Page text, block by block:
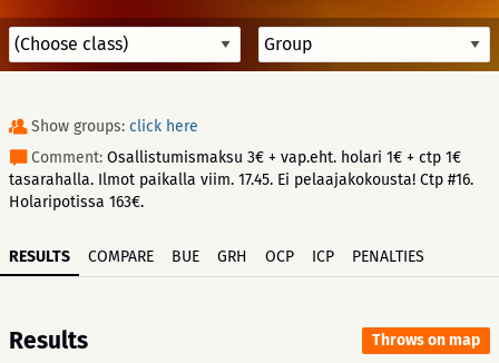
Show groups: click here
Comment: Osallistumismaksu 3€ + vap.eht. holari 1€ + ctp 1€
tasarahalla. Ilmot paikalla viim. 17.45. Ei pelaajakokousta! Ctp #16.
Holaripotissa 163€.
RESULTS COMPARE BUE GRH OCP ICP PENALTIES
Results Throws on map